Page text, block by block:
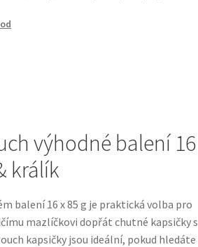
výhodné balení 16
králík
balení 16 x 85 g je praktická volba pro
mazlíčkovi dopřát chutné kapsičky s
kapsičky jsou ideální, pokud hledáte